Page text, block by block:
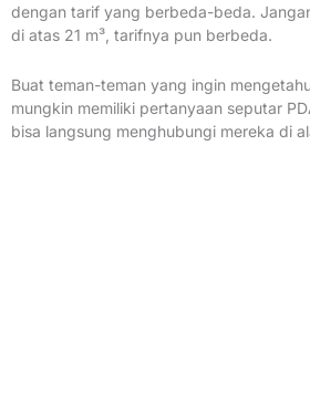
dengan tarif yang berbeda-beda.
di atas 21 m³, tarifnya pun berbeda.
Buat teman-teman yang ingin
mungkin memiliki pertanyaan seputar
bisa langsung menghubungi mereka di